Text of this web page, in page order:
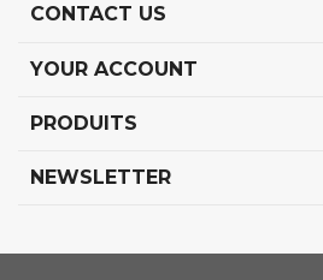
CONTACT US
YOUR ACCOUNT
PRODUITS
NEWSLETTER